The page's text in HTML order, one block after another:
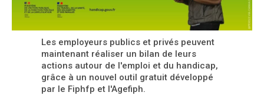
Les employeurs publics et privés peuvent
maintenant réaliser un bilan de leurs
actions autour de l'emploi et du handicap,
grâce à un nouvel outil gratuit développé
par le Fiphfp et l'Agefiph.